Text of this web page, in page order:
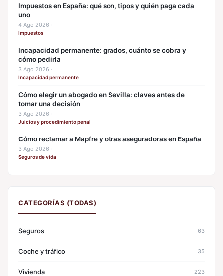
Impuestos en España: qué son, tipos y quién paga cada
uno
4 Ago 2026 ·
Impuestos
Incapacidad permanente: grados, cuánto se cobra y
cómo pedirla
3 Ago 2026 ·
Incapacidad permanente
Cómo elegir un abogado en Sevilla: claves antes de
tomar una decisión
3 Ago 2026 ·
Juicios y procedimiento penal
Cómo reclamar a Mapfre y otras aseguradoras en España
3 Ago 2026 ·
Seguros de vida
CATEGORÍAS (TODAS)
Seguros 63
Coche y tráfico 35
Vivienda 223